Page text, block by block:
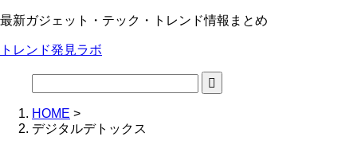
最新ガジェット・テック・トレンド情報まとめ
トレンド発見ラボ
HOME >
デジタルデトックス